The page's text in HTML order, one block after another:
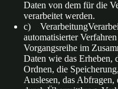
Daten von dem für die
verarbeitet werden.
c)
automatisierter
Vorgangsreihe im
Daten wie das Erheben,
Ordnen, die
Auslesen, das